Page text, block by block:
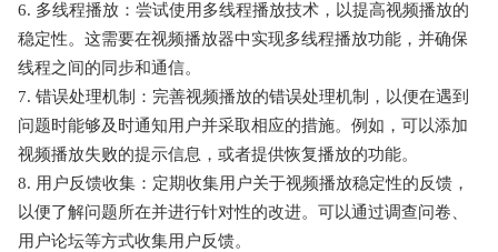
6. 多线程播放：尝试使用多线程播放技术，以提高视频播放的
稳定性。这需要在视频播放器中实现多线程播放功能，并确保
线程之间的同步和通信。
7. 错误处理机制：完善视频播放的错误处理机制，以便在遇到
问题时能够及时通知用户并采取相应的措施。例如，可以添加
视频播放失败的提示信息，或者提供恢复播放的功能。
8. 用户反馈收集：定期收集用户关于视频播放稳定性的反馈，
以便了解问题所在并进行针对性的改进。可以通过调查问卷、
用户论坛等方式收集用户反馈。